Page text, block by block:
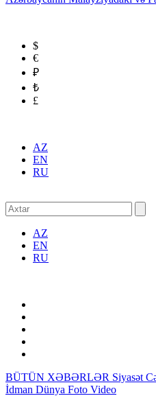
$
€
₽
₺
£
AZ
EN
RU
AZ
EN
RU
BÜTÜN XƏBƏRLƏR Siyasət
İdman Dünya Foto Video